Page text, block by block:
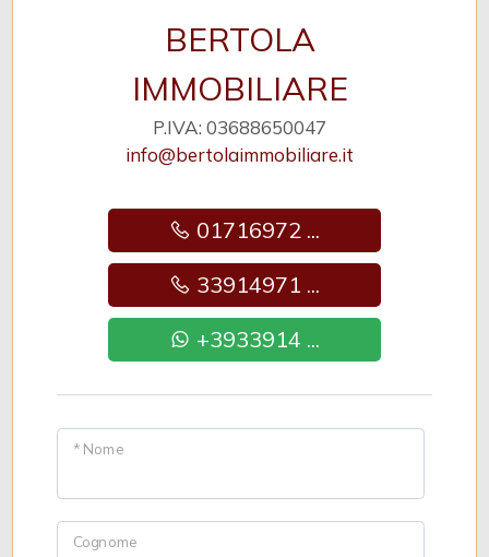
BERTOLA
IMMOBILIARE
P.IVA: 03688650047
info@bertolaimmobiliare.it
01716972 ...
33914971 ...
+3933914 ...
* Nome
Cognome